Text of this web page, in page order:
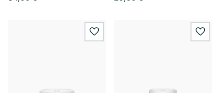
wishlist.add